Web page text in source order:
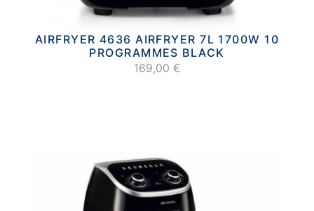
AIRFRYER 4636 AIRFRYER 7L 1700W 10
PROGRAMMES BLACK
169,00 €